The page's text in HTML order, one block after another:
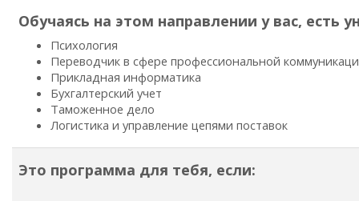
Обучаясь на этом направлении у вас,
Психология
Переводчик в сфере профессиональной
Прикладная информатика
Бухгалтерский учет
Таможенное дело
Логистика и управление цепями поставок
Это программа для тебя, если: